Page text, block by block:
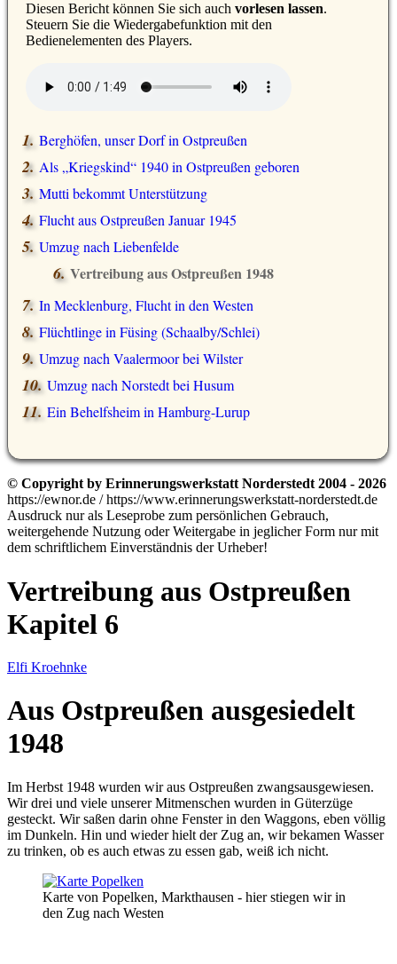
Diesen Bericht können Sie sich auch vorlesen lassen.
Steuern Sie die Wiedergabefunktion mit den
Bedienelementen des Players.
Berghöfen, unser Dorf in Ostpreußen
Als Kriegskind
1940 in Ostpreußen geboren
Mutti bekommt Unterstützung
Flucht aus Ostpreußen Januar 1945
Umzug nach Liebenfelde
Vertreibung aus Ostpreußen 1948
In Mecklenburg, Flucht in den Westen
Flüchtlinge in Füsing (Schaalby/Schlei)
Umzug nach Vaalermoor bei Wilster
Umzug nach Norstedt bei Husum
Ein Behelfsheim in Hamburg-Lurup
© Copyright by Erinnerungswerkstatt Norderstedt 2004 - 2026
https://ewnor.de / https://www.erinnerungswerkstatt-norderstedt.de
Ausdruck nur als Leseprobe zum persönlichen Gebrauch,
weitergehende Nutzung oder Weitergabe in jeglicher Form nur mit
dem schriftlichem Einverständnis der Urheber!
Vertreibung aus Ostpreußen
Kapitel 6
Elfi Kroehnke
Aus Ostpreußen ausgesiedelt
1948
Im Herbst 1948 wurden wir aus Ostpreußen zwangsausgewiesen.
Wir drei und viele unserer Mitmenschen wurden in Güterzüge
gesteckt. Wir saßen darin ohne Fenster in den Waggons, eben völlig
im Dunkeln. Hin und wieder hielt der Zug an, wir bekamen Wasser
zu trinken, ob es auch etwas zu essen gab, weiß ich nicht.
Karte von Popelken, Markthausen - hier stiegen wir in
den Zug nach Westen